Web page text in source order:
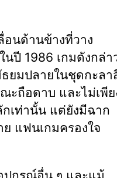
อนด้านข้างที่วาง
ปี 1986 เกมดังกล่า
ยมปลายในชุดกะลา
ะถือดาบ และไม่เพีย
เท่านั้น แต่ยังมีฉาก
แฟนเกมครองใจ